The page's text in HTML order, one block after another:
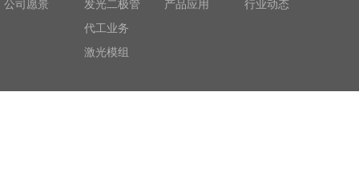
公司愿景
发光二极管
代工业务
激光模组
产品应用
行业动态